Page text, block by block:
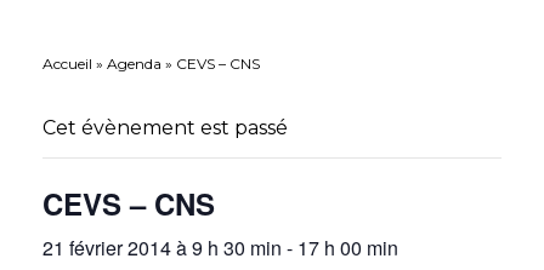
Accueil » Agenda » CEVS – CNS
Cet évènement est passé
CEVS – CNS
21 février 2014 à 9 h 30 min - 17 h 00 min